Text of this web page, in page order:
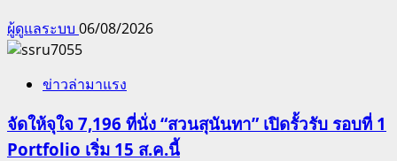
ผู้ดูแลระบบ 06/08/2026
ข่าวล่ามาแรง
จัดให้จุใจ 7,196 ที่นั่ง “สวนสุนันทา” เปิดรั้วรับ รอบที่ 1
Portfolio เริ่ม 15 ส.ค.นี้